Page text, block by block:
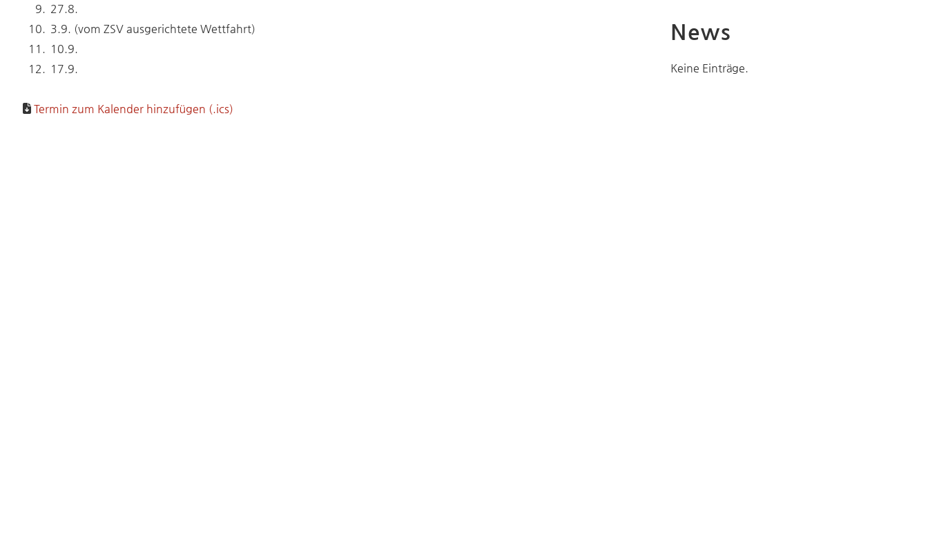
27.8.
3.9. (vom ZSV ausgerichtete Wettfahrt)
10.9.
17.9.
Termin zum Kalender hinzufügen (.ics)
News
Keine Einträge.